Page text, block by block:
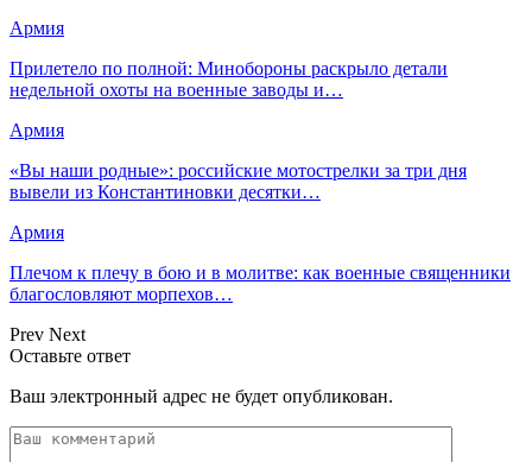
Армия
Прилетело по полной: Минобороны раскрыло детали
недельной охоты на военные заводы и…
Армия
«Вы наши родные»: российские мотострелки за три дня
вывели из Константиновки десятки…
Армия
Плечом к плечу в бою и в молитве: как военные священники
благословляют морпехов…
Prev Next
Оставьте ответ
Ваш электронный адрес не будет опубликован.